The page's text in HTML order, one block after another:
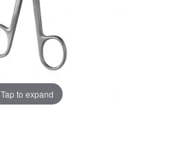
Tap to expand